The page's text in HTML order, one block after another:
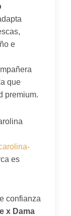
e
que
premium.
es
confianza
x Dama